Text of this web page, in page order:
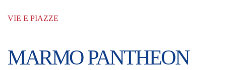
VIE E PIAZZE
MARMO PANTHEON